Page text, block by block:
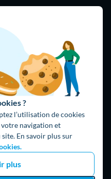
?
l’utilisation de cookies
navigation et
En savoir plus sur
plus
!
(8h-21h)
Hello Watt
légales